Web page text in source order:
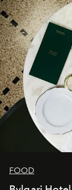
FOOD